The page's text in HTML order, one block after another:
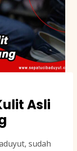
Asli
sudah